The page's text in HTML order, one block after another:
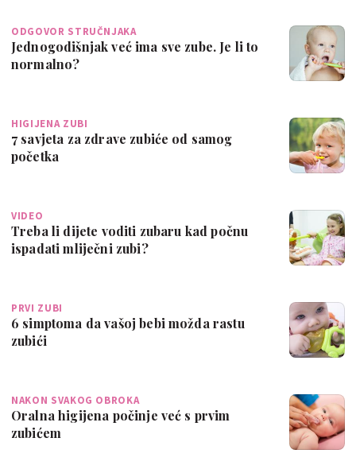
ODGOVOR STRUČNJAKA
Jednogodišnjak već ima sve zube. Je li to
normalno?
HIGIJENA ZUBI
7 savjeta za zdrave zubiće od samog
početka
VIDEO
Treba li dijete voditi zubaru kad počnu
ispadati mliječni zubi?
PRVI ZUBI
6 simptoma da vašoj bebi možda rastu
zubići
NAKON SVAKOG OBROKA
Oralna higijena počinje već s prvim
zubićem